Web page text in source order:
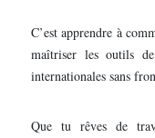
C’est apprendre à
maîtriser les outils
internationales sans
Que tu rêves de